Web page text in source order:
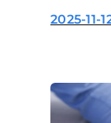
2025-11-